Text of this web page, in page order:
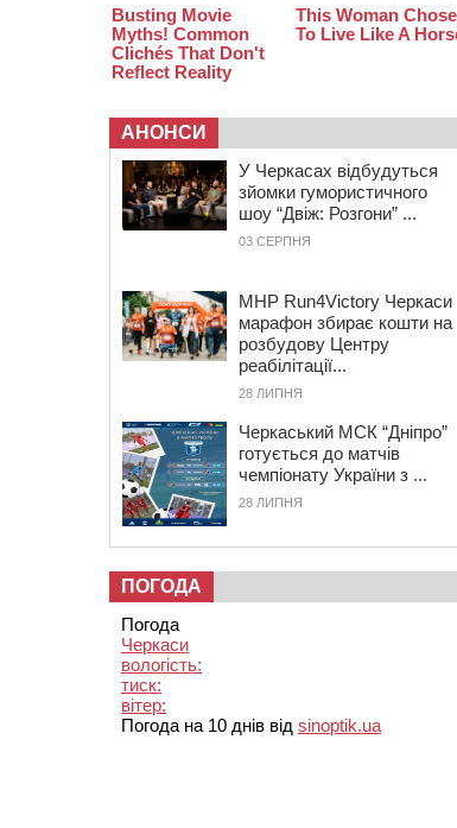
АНОНСИ
У Черкасах відбудуться
зйомки гумористичного
шоу “Двіж: Розгони” ...
03 СЕРПНЯ
MHP Run4Victory Черкаси
марафон збирає кошти на
розбудову Центру
реабілітації...
28 ЛИПНЯ
Черкаський МСК “Дніпро”
готується до матчів
чемпіонату України з ...
28 ЛИПНЯ
ПОГОДА
Погода
Черкаси
вологість:
тиск:
вітер:
Погода на 10 днів від sinoptik.ua